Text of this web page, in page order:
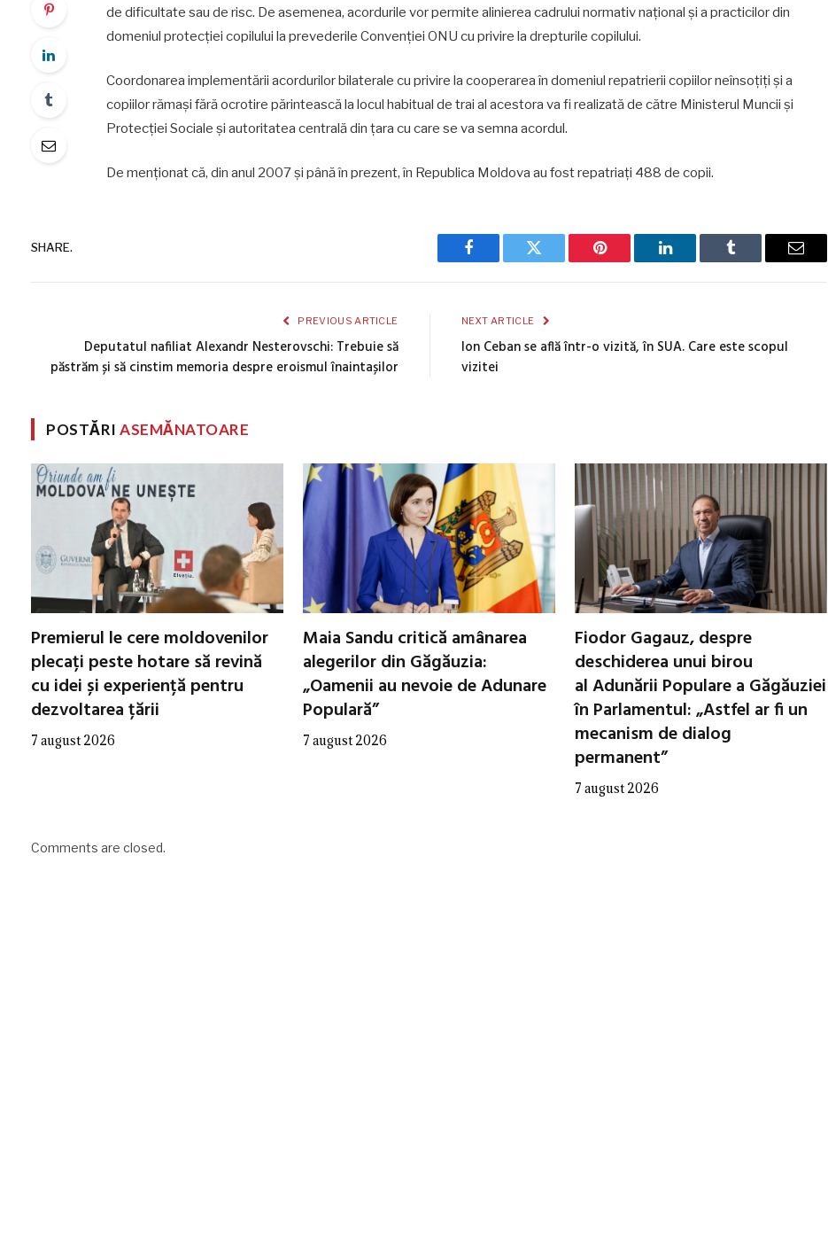
de dificultate sau de risc. De asemenea, acordurile vor permite alinierea cadrului normativ național și a practicilor din
domeniul protecției copilului la prevederile Convenției ONU cu privire la drepturile copilului.
Coordonarea implementării acordurilor bilaterale cu privire la cooperarea în domeniul repatrierii copiilor neînsoțiți și a
copiilor rămași fără ocrotire părintească la locul habitual de trai al acestora va fi realizată de către Ministerul Muncii și
Protecției Sociale și autoritatea centrală din țara cu care se va semna acordul.
De menționat că, din anul 2007 și până în prezent, în Republica Moldova au fost repatriați 488 de copii.
SHARE.
Facebook Twitter Pinterest LinkedIn Tumblr Email
PREVIOUS ARTICLE
Deputatul nafiliat Alexandr Nesterovschi: Trebuie să
păstrăm și să cinstim memoria despre eroismul înaintașilor
NEXT ARTICLE
Ion Ceban se află într-o vizită, în SUA. Care este scopul
vizitei
POSTĂRIASEMĂNATOARE
Premierul le cere moldovenilor
plecați peste hotare să revină
cu idei și experiență pentru
dezvoltarea țării
7 august 2026
Maia Sandu critică amânarea
alegerilor din Găgăuzia:
„Oamenii au nevoie de Adunare
Populară”
7 august 2026
Fiodor Gagauz, despre
deschiderea unui birou
al Adunării Populare a Găgăuziei
în Parlamentul: „Astfel ar fi un
mecanism de dialog
permanent”
7 august 2026
Comments are closed.